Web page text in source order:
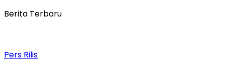
Berita Terbaru
Pers Rilis